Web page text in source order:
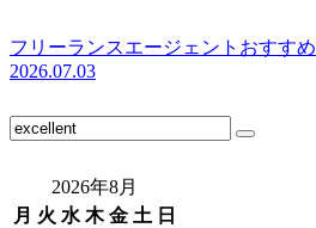
フリーランスエージェントおすすめ
2026.07.03
2026年8月
月 火 水 木 金 土 日